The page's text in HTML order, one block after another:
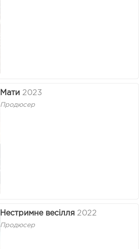
Мати 2023
Продюсер
Нестримне весілля 2022
Продюсер